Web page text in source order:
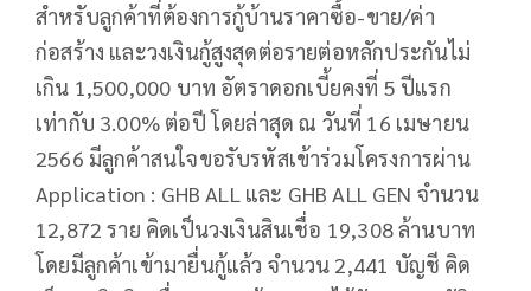
สำหรับลูกค้าที่ต้องการกู้บ้านราคาซื้อ-ขาย/ค่า
ก่อสร้าง และวงเงินกู้สูงสุดต่อรายต่อหลักประกันไม่
เกิน 1,500,000 บาท อัตราดอกเบี้ยคงที่ 5 ปีแรก
เท่ากับ 3.00% ต่อปี โดยล่าสุด ณ วันที่ 16 เมษายน
2566 มีลูกค้าสนใจขอรับรหัสเข้าร่วมโครงการผ่าน
Application : GHB ALL และ GHB ALL GEN จำนวน
12,872 ราย คิดเป็นวงเงินสินเชื่อ 19,308 ล้านบาท
โดยมีลูกค้าเข้ามายื่นกู้แล้ว จำนวน 2,441 บัญชี คิด